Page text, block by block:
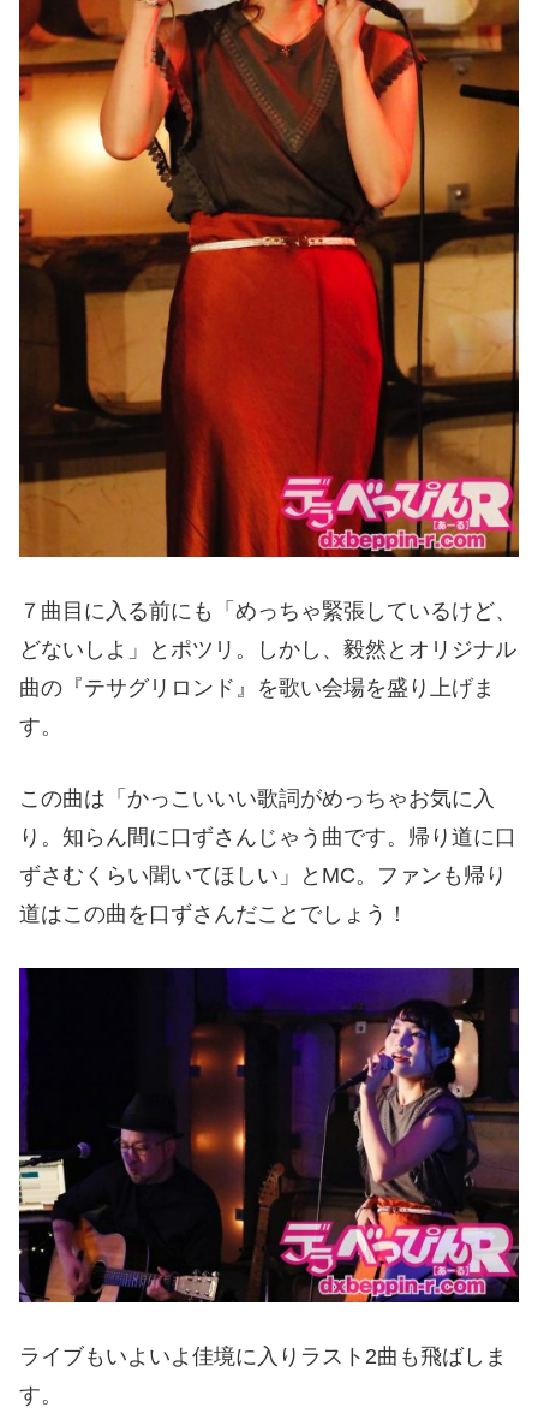
７曲目に入る前にも「めっちゃ緊張しているけど、
どないしよ」とポツリ。しかし、毅然とオリジナル
曲の『テサグリロンド』を歌い会場を盛り上げま
す。
この曲は「かっこいいい歌詞がめっちゃお気に入
り。知らん間に口ずさんじゃう曲です。帰り道に口
ずさむくらい聞いてほしい」と MC。ファンも帰り
道はこの曲を口ずさんだことでしょう！
ライブもいよいよ佳境に入りラスト 2曲も飛ばしま
す。